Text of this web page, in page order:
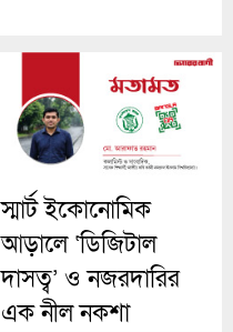
স্মার্ট ইকোনোমিক
আড়ালে ‘ডিজিটাল
দাসত্ব’ ও নজরদারির
এক নীল নকশা